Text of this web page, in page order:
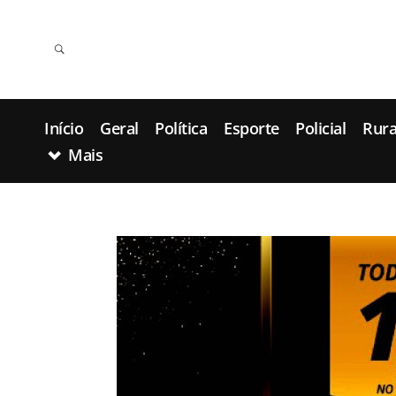
Início Geral Política Esporte Policial
Mais